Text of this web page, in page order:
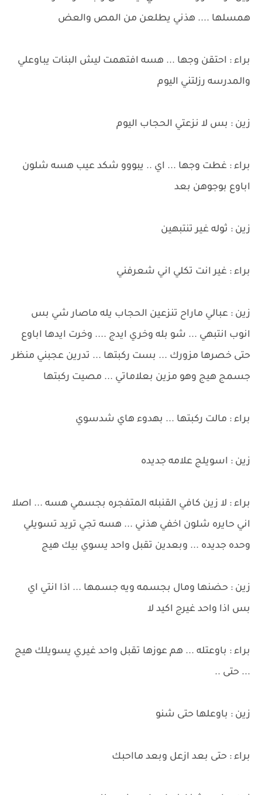
همسلها .... هذني يطلعن من المص والعض
براء : احتقن وجها ... هسه افتهمت ليش البنات يباوعلي
والمدرسه رزلتني اليوم
زين : بس لا نزعتي الحجاب اليوم
براء : غطت وجها ... اي .. يبووو شكد عيب هسه شلون
اباوع بوجوهن بعد
زين : ثوله غير تنتبهين
براء : غير انت تكلي اني شعرفني
زين : عبالي ماراح تنزعين الحجاب يله ماصار شي بس
انوب انتبهي ... شو بله وخري ايدج .... وخرت ايدها اباوع
حتى خصرها مزورك ... بست ركبتها ... تدرين عجبني منظر
جسمج هيج وهو مزين بعلاماتي ... مصيت ركبتها
براء : مالت ركبتها ... بهدوء هاي شدسوي
زين : اسويلج علامه جديده
براء : لا زين كافي القنبله المتفجره بجسمي هسه ... اصلا
اني حايره شلون اخفي هذني ... هسه تجي تريد تسويلي
وحده جديده ... وبعدين تقبل واحد يسوي بيك هيج
زين : حضنها ومال بجسمه ويه جسمها ... اذا انتي اي
بس اذا واحد غيرج اكيد لا
براء : باوعتله ... هم عوزها تقبل واحد غيري يسويلك هيج
... حتى ..
زين : باوعلها حتى شنو
براء : حتى بعد ازعل وبعد مااحبك